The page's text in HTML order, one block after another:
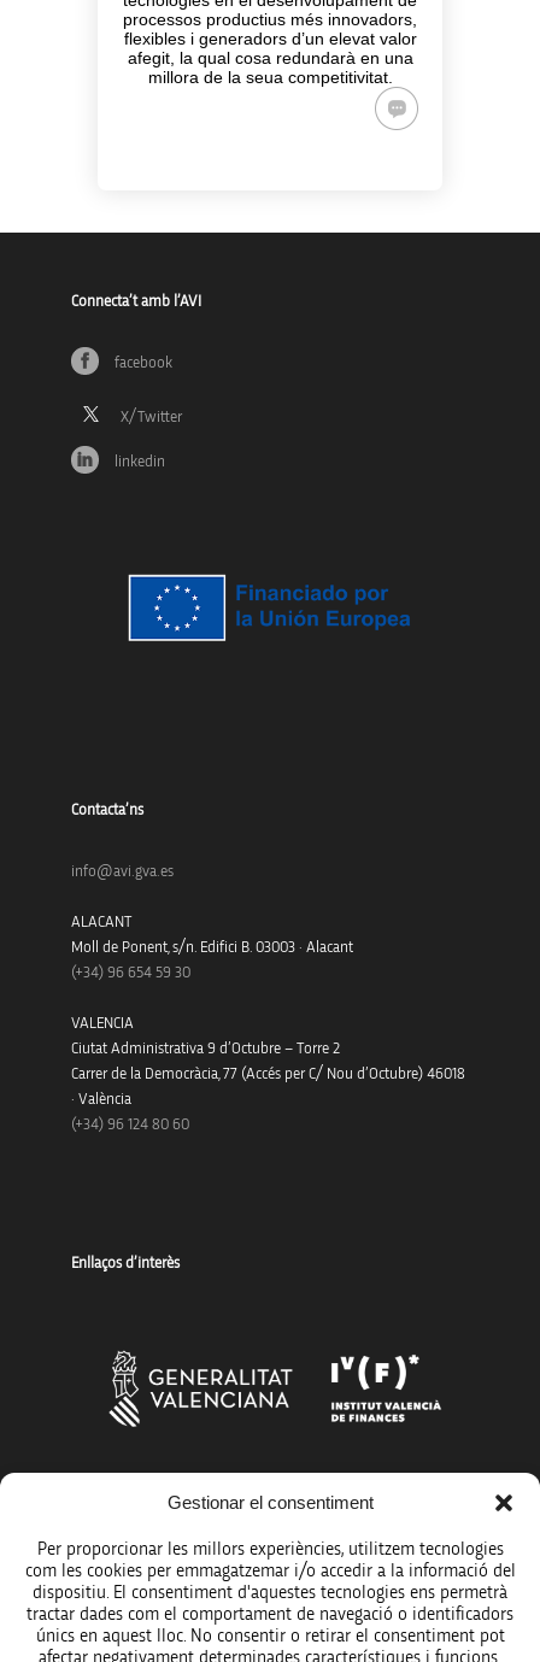
Gestionar el consentiment
Per proporcionar les millors experiències, utilitzem tecnologies
com les cookies per emmagatzemar i/o accedir a la informació del
dispositiu. El consentiment d'aquestes tecnologies ens permetrà
tractar dades com el comportament de navegació o identificadors
únics en aquest lloc. No consentir o retirar el consentiment pot
afectar negativament determinades característiques i funcions.
processos productius més innovadors,
flexibles i generadors d’un elevat valor
afegit, la qual cosa redundarà en una
millora de la seua competitivitat.
Connecta’t amb l’AVI
facebook
linkedin
Contacta’ns
info@avi.gva.es
ALACANT
Moll de Ponent, s/n. Edifici B. 03003 · Alacant
(+34) 96 654 59 30
VALENCIA
Ciutat Administrativa 9 d’Octubre – Torre 2
Carrer de la Democràcia, 77 (Accés per C/ Nou d’Octubre) 46018
· València
(+34) 96 124 80 60
Enllaços d’interès
Més organismes de suport a la innovació
Avís legal